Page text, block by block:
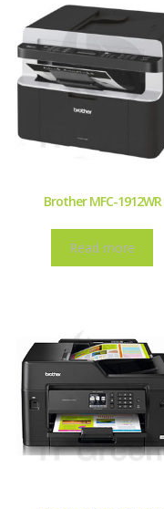
Brother MFC-1912WR
Read more